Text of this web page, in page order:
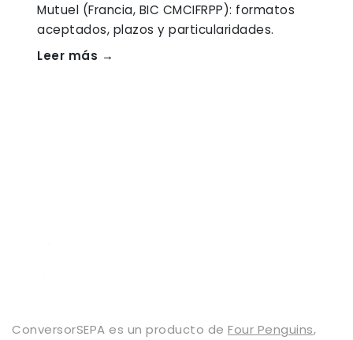
Mutuel (Francia, BIC CMCIFRPP): formatos
aceptados, plazos y particularidades.
Leer más →
ConversorSEPA es un producto de Four Penguins,